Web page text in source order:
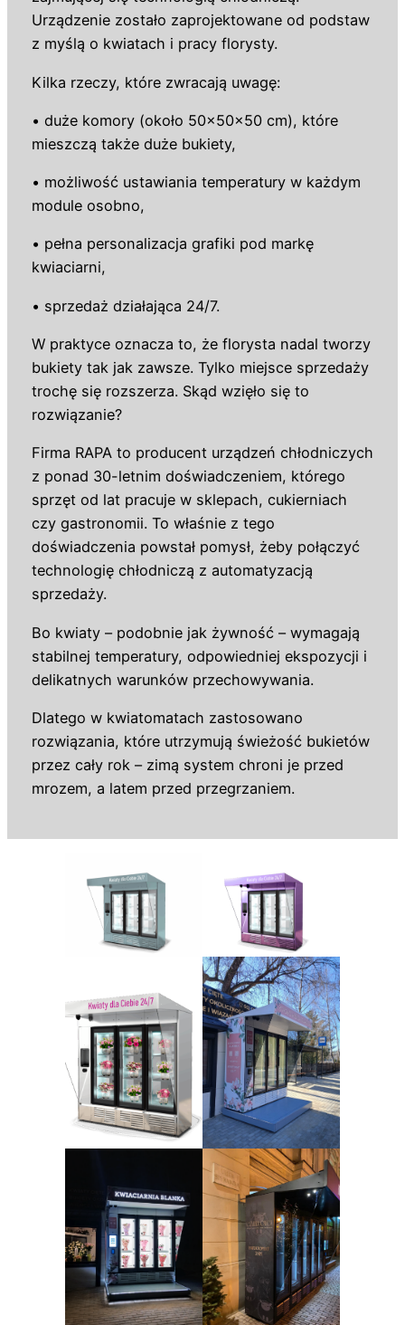
Urządzenie zostało zaprojektowane od podstaw
z myślą o kwiatach i pracy florysty.
Kilka rzeczy, które zwracają uwagę:
• duże komory (około 50×50×50 cm), które
mieszczą także duże bukiety,
• możliwość ustawiania temperatury w każdym
module osobno,
• pełna personalizacja grafiki pod markę
kwiaciarni,
• sprzedaż działająca 24/7.
W praktyce oznacza to, że florysta nadal tworzy
bukiety tak jak zawsze. Tylko miejsce sprzedaży
trochę się rozszerza. Skąd wzięło się to
rozwiązanie?
Firma RAPA to producent urządzeń chłodniczych
z ponad 30-letnim doświadczeniem, którego
sprzęt od lat pracuje w sklepach, cukierniach
czy gastronomii. To właśnie z tego
doświadczenia powstał pomysł, żeby połączyć
technologię chłodniczą z automatyzacją
sprzedaży.
Bo kwiaty – podobnie jak żywność – wymagają
stabilnej temperatury, odpowiedniej ekspozycji i
delikatnych warunków przechowywania.
Dlatego w kwiatomatach zastosowano
rozwiązania, które utrzymują świeżość bukietów
przez cały rok – zimą system chroni je przed
mrozem, a latem przed przegrzaniem.